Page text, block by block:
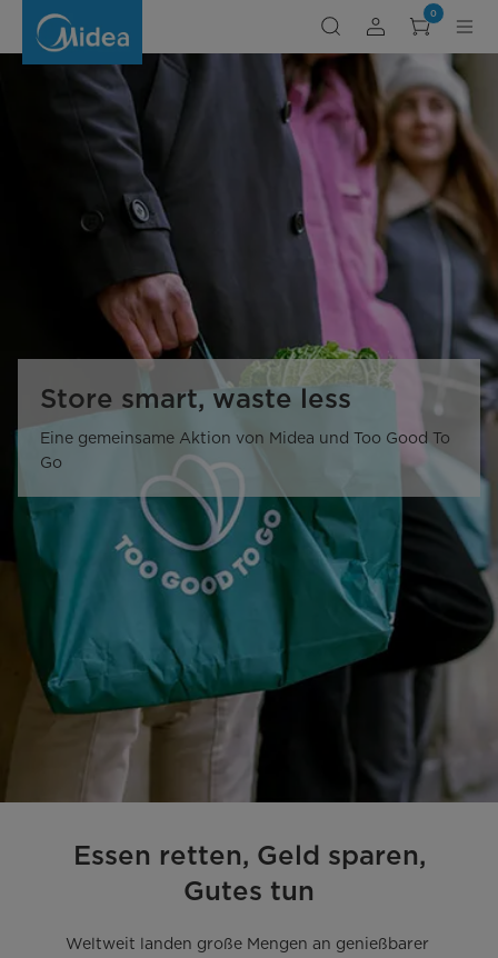
0
Store smart, waste less
Eine gemeinsame Aktion von Midea und Too Good To
Go
Essen retten, Geld sparen,
Gutes tun
Weltweit landen große Mengen an genießbarer